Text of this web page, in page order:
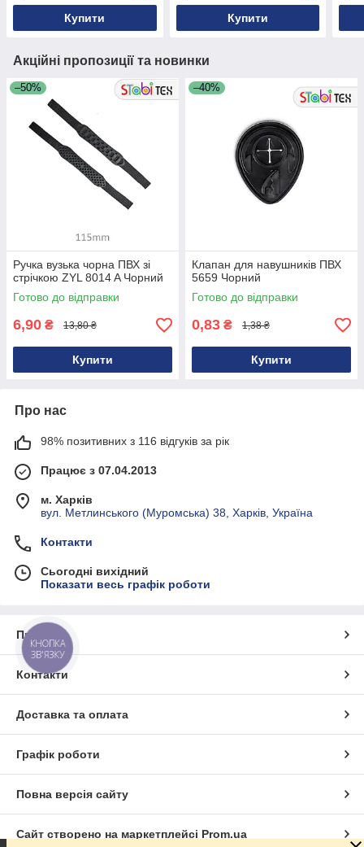
Купити Купити
Акційні пропозиції та новинки
–50%
Ручка вузька чорна ПВХ зі
стрічкою ZYL 8014 A Чорний
Готово до відправки
6,90 ₴ 13,80 ₴
Купити
–40%
Клапан для навушників ПВХ
5659 Чорний
Готово до відправки
0,83 ₴ 1,38 ₴
Купити
Про нас
98% позитивних з 116 відгуків за рік
Працює з 07.04.2013
м. Харків
вул. Метлинського (Муромська) 38, Харків, Україна
Контакти
Сьогодні вихідний
Показати весь графік роботи
Про нас
Контакти
Доставка та оплата
Графік роботи
Повна версія сайту
Сайт створено на маркетплейсі Prom.ua
КНОПКА
ЗВ'ЯЗКУ